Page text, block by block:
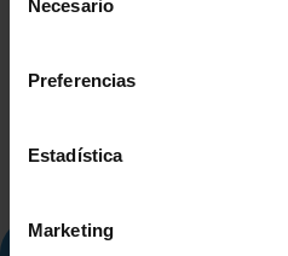
Necesario
Preferencias
Estadística
Marketing